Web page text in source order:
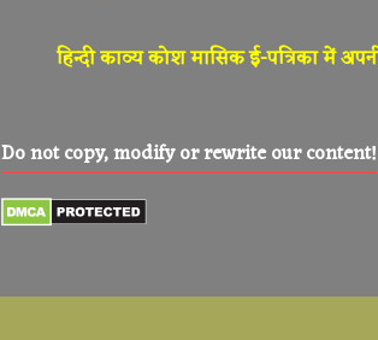
हिन्दी काव्य कोश मासिक ई-पत्रिका में
Do not copy, modify or rewrite our content!